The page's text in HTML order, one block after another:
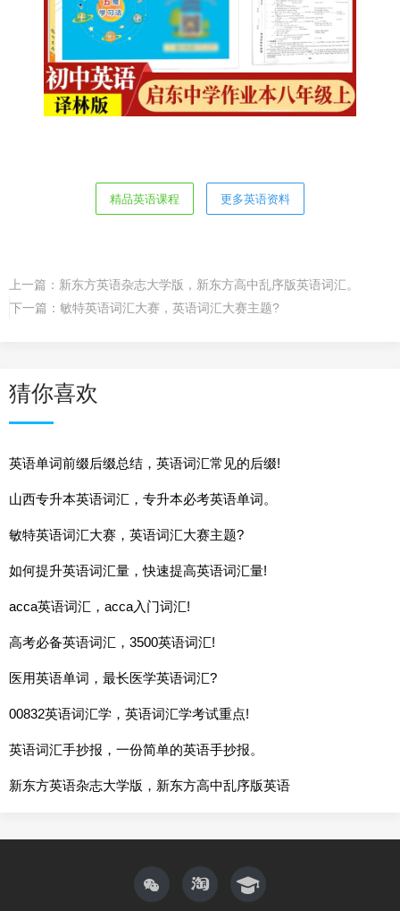
精品英语课程 更多英语资料
上一篇： 新东方英语杂志大学版，新东方高中乱序版英语词汇。
下一篇： 敏特英语词汇大赛，英语词汇大赛主题?
猜你喜欢
英语单词前缀后缀总结，英语词汇常见的后缀!
山西专升本英语词汇，专升本必考英语单词。
敏特英语词汇大赛，英语词汇大赛主题?
如何提升英语词汇量，快速提高英语词汇量!
acca英语词汇，acca入门词汇!
高考必备英语词汇，3500英语词汇!
医用英语单词，最长医学英语词汇?
00832英语词汇学，英语词汇学考试重点!
英语词汇手抄报，一份简单的英语手抄报。
新东方英语杂志大学版，新东方高中乱序版英语